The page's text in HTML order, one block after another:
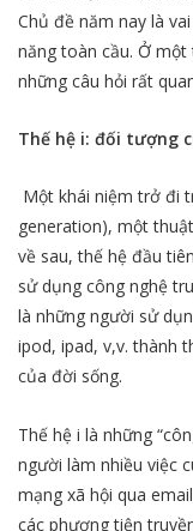
Chủ đề năm nay là
năng toàn cầu. Ở
những câu hỏi rất
Thế hệ i: đối tượng
Một khái niệm trở đi
generation), một
về sau, thế hệ đầu
sử dụng công nghệ
là những người sử
ipod, ipad, v,v. thành
của đời sống.
Thế hệ i là những
người làm nhiều việc
mạng xã hội qua
các phương tiện